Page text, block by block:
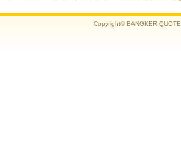
Copyright© BANGKER QUOTE